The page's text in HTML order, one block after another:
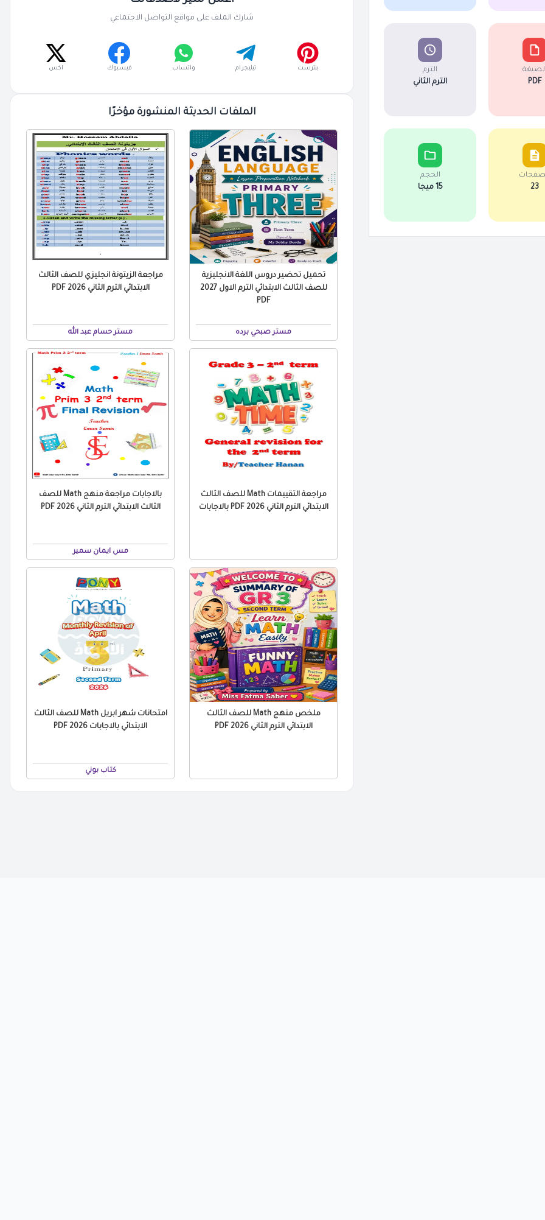
PDF
الترم
الترم الثاني
23
الحجم
15 ميجا
شارك الملف على مواقع التواصل الاجتماعي
بنترست تيليجرام واتساب فيسبوك اكس
الملفات الحديثة المنشورة مؤخرًا
تحميل تحضير دروس اللغة الانجليزية
للصف الثالث الابتدائي الترم الاول 2027
PDF
مستر صبحي برده
مراجعة الزيتونة انجليزي للصف الثالث
الابتدائي الترم الثاني 2026 PDF
مستر حسام عبد الله
مراجعة التقييمات Math للصف الثالث
الابتدائي الترم الثاني 2026 PDF بالاجابات
بالاجابات مراجعة منهج Math للصف
الثالث الابتدائي الترم الثاني 2026 PDF
مس ايمان سمير
ملخص منهج Math للصف الثالث
الابتدائي الترم الثاني 2026 PDF
امتحانات شهر ابريل Math للصف الثالث
الابتدائي بالاجابات 2026 PDF
كتاب بوني